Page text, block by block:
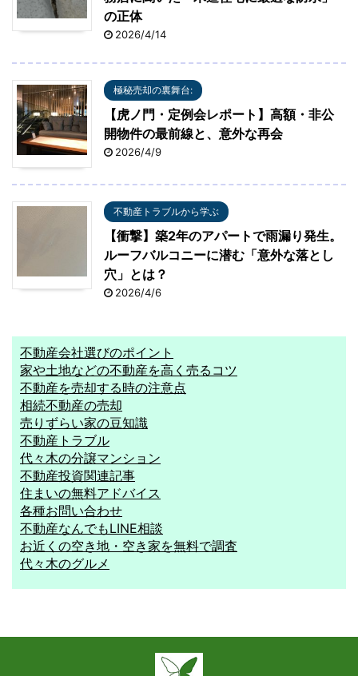
の正体
2026/4/14
極秘売却の裏舞台:
【虎ノ門・定例会レポート】高額・非公
開物件の最前線と、意外な再会
2026/4/9
不動産トラブルから学ぶ
【衝撃】築2年のアパートで雨漏り発生。
ルーフバルコニーに潜む「意外な落とし
穴」とは？
2026/4/6
不動産会社選びのポイント
家や土地などの不動産を高く売るコツ
不動産を売却する時の注意点
相続不動産の売却
売りずらい家の豆知識
不動産トラブル
代々木の分譲マンション
不動産投資関連記事
住まいの無料アドバイス
各種お問い合わせ
不動産なんでもLINE相談
お近くの空き地・空き家を無料で調査
代々木のグルメ